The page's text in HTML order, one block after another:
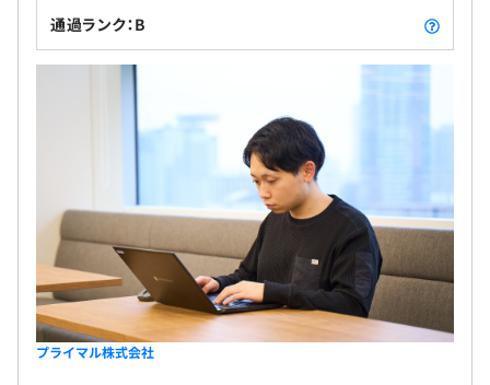
ほとんどのメンバーが自社システム開発に携わっており、
機能・内容ごとに3〜4名のチーム分かれて開発を進めて
いきます。
約半年〜1年ごとにバージョンアップを行っております。
通過ランク：B
プライマル株式会社